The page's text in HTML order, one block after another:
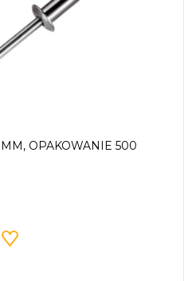
OPAKOWANIE 500